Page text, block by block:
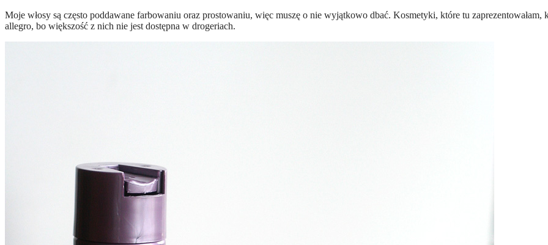
Moje włosy są często poddawane farbowaniu oraz prostowaniu, więc muszę o nie wyjątkowo dbać. Kosmetyki, które tu zaprezentowałam,
allegro, bo większość z nich nie jest dostępna w drogeriach.